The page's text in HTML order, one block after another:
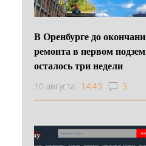
В Оренбурге до
ремонта в первом
осталось три недели
10 августа 14:43 3